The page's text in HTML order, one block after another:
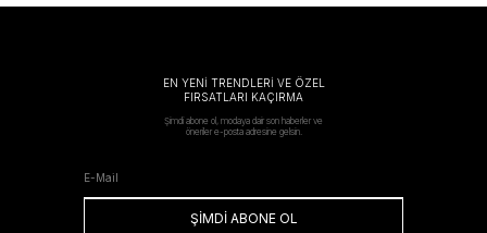
EN YENİ TRENDLERİ VE ÖZEL
FIRSATLARI KAÇIRMA
Şimdi abone ol, modaya dair son haberler ve
öneriler e-posta adresine gelsin.
ŞİMDİ ABONE OL